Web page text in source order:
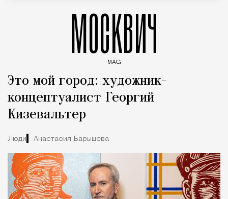
МОСКВИЧ
MAG
Это мой город: художник-
концептуалист Георгий
Кизевальтер
Люди Анастасия Барышева